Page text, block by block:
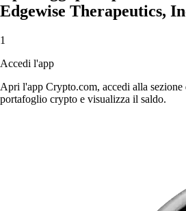
Edgewise Therapeutics,
1
Accedi l'app
Apri l'app Crypto.com, accedi alla
portafoglio crypto e visualizza il saldo.